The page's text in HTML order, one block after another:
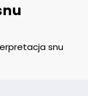
snu